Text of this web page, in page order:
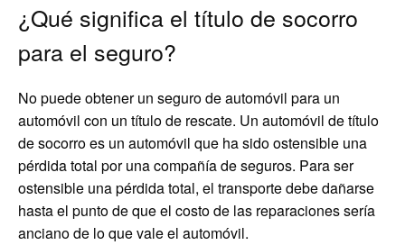
¿Qué significa el título de socorro
para el seguro?
No puede obtener un seguro de automóvil para un
automóvil con un título de rescate. Un automóvil de título
de socorro es un automóvil que ha sido ostensible una
pérdida total por una compañía de seguros. Para ser
ostensible una pérdida total, el transporte debe dañarse
hasta el punto de que el costo de las reparaciones sería
anciano de lo que vale el automóvil.